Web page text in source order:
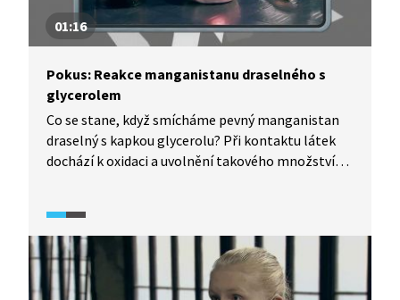
01:16
Pokus: Reakce manganistanu draselného s
glycerolem
Co se stane, když smícháme pevný manganistan
draselný s kapkou glycerolu? Při kontaktu látek
dochází k oxidaci a uvolnění takového množství